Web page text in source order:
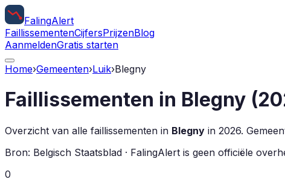
FalingAlert
FaillissementenCijfersPrijzenBlog
AanmeldenGratis starten
Home›Gemeenten›Luik›Blegny
Faillissementen in Blegny (
Overzicht van alle faillissementen in Blegny in 2026.
Bron: Belgisch Staatsblad · FalingAlert is geen officiële
0